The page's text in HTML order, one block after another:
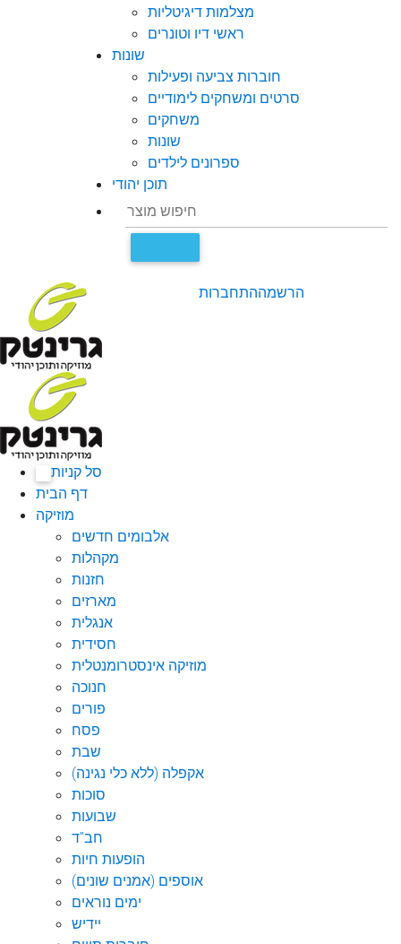
מצלמות דיגיטליות
ראשי דיו וטונרים
שונות
חוברות צביעה ופעילות
סרטים ומשחקים לימודיים
משחקים
שונות
ספרונים לילדים
תוכן יהודי
התחברותהרשמה
סל קניות
דף הבית
מוזיקה
אלבומים חדשים
מקהלות
חזנות
מארזים
אנגלית
חסידית
מוזיקה אינסטרומנטלית
חנוכה
פורים
פסח
שבת
אקפלה (ללא כלי נגינה)
סוכות
שבועות
חב"ד
הופעות חיות
אוספים (אמנים שונים)
ימים נוראים
יידיש